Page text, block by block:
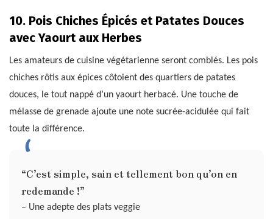
10. Pois Chiches Épicés et Patates Douces
avec Yaourt aux Herbes
Les amateurs de cuisine végétarienne seront comblés. Les pois
chiches rôtis aux épices côtoient des quartiers de patates
douces, le tout nappé d’un yaourt herbacé. Une touche de
mélasse de grenade ajoute une note sucrée-acidulée qui fait
toute la différence.
“C’est simple, sain et tellement bon qu’on en
redemande !”
– Une adepte des plats veggie